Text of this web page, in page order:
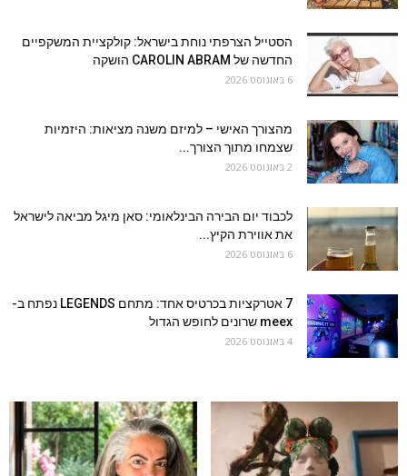
הסטייל הצרפתי נוחת בישראל: קולקציית המשקפיים
החדשה של CAROLIN ABRAM הושקה
6 באוגוסט 2026
מהצורך האישי – למיזם משנה מציאות: היזמיות
שצמחו מתוך הצורך...
2 באוגוסט 2026
לכבוד יום הבירה הבינלאומי: סאן מיגל מביאה לישראל
את אווירת הקיץ...
6 באוגוסט 2026
7 אטרקציות בכרטיס אחד: מתחם LEGENDS נפתח ב-
meex שרונים לחופש הגדול
4 באוגוסט 2026